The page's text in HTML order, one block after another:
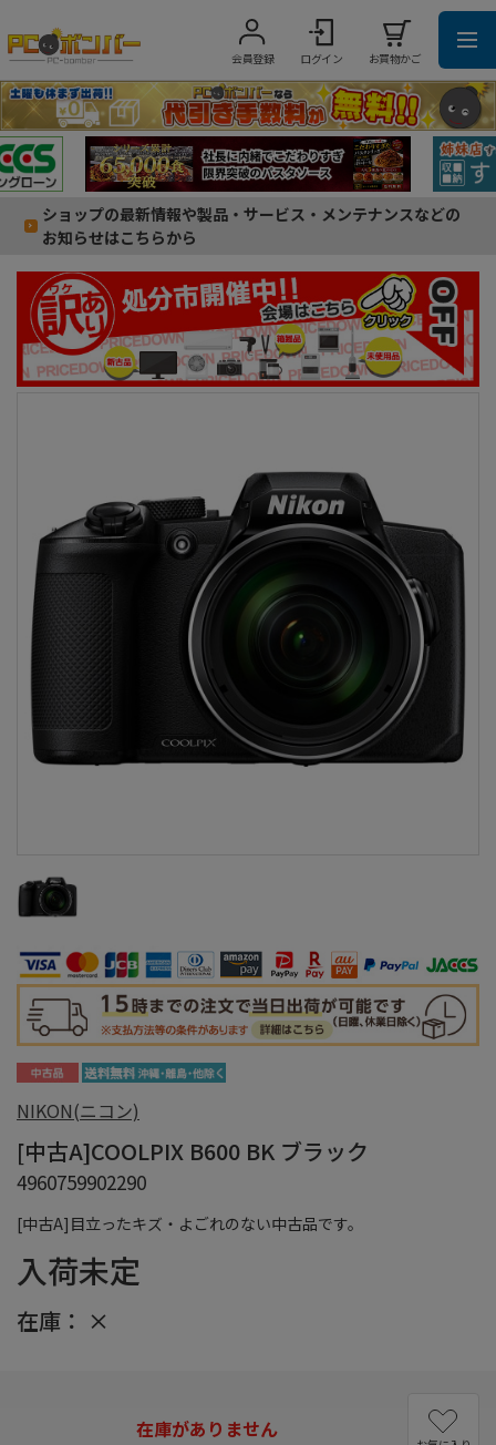
会員登録 ログイン お買物かご
ショップの最新情報や製品・サービス・メンテナンスなどの
お知らせはこちらから
[中古A]目立ったキズ・よごれのない中古品です。
NIKON(ニコン)
[中古A]COOLPIX B600 BK ブラック
4960759902290
入荷未定
在庫： ×
在庫がありません